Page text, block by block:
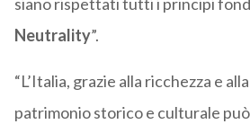
siano rispettati tutti i principi
Neutrality”.
“L’Italia, grazie alla ricchezza e
patrimonio storico e culturale